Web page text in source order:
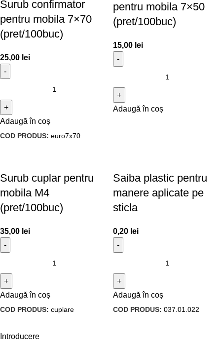
Surub confirmator
pentru mobila 7×70
(pret/100buc)
25,00 lei
Adaugă în coș
COD PRODUS: euro7x70
pentru mobila 7×50
(pret/100buc)
15,00 lei
Adaugă în coș
Surub cuplar pentru
mobila M4
(pret/100buc)
35,00 lei
Adaugă în coș
COD PRODUS: cuplare
Saiba plastic pentru
manere aplicate pe
sticla
0,20 lei
Adaugă în coș
COD PRODUS: 037.01.022
Introducere